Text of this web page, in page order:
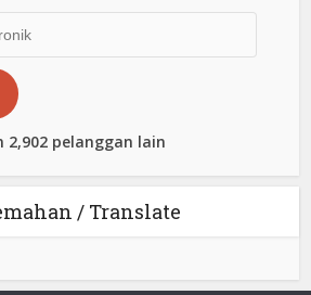
2,902 pelanggan lain
/ Translate